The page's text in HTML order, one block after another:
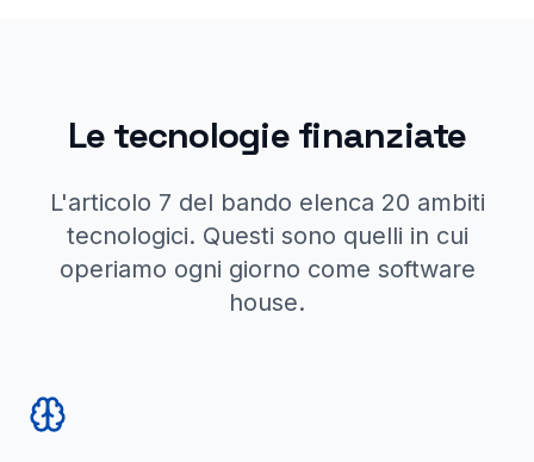
Le tecnologie finanziate
L'articolo 7 del bando elenca 20 ambiti
tecnologici. Questi sono quelli in cui
operiamo ogni giorno come software
house.